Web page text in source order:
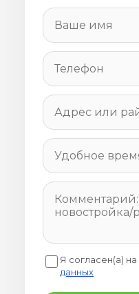
Я согласен(а) на
данных